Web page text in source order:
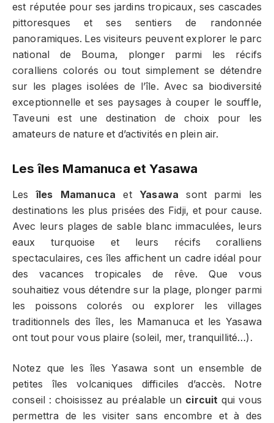
est réputée pour ses jardins tropicaux, ses cascades
pittoresques et ses sentiers de randonnée
panoramiques. Les visiteurs peuvent explorer le parc
national de Bouma, plonger parmi les récifs
coralliens colorés ou tout simplement se détendre
sur les plages isolées de l’île. Avec sa biodiversité
exceptionnelle et ses paysages à couper le souffle,
Taveuni est une destination de choix pour les
amateurs de nature et d’activités en plein air.
Les îles Mamanuca et Yasawa
Lesîles Mamanuca et Yasawa sont parmi les
destinations les plus prisées des Fidji, et pour cause.
Avec leurs plages de sable blanc immaculées, leurs
eaux turquoise et leurs récifs coralliens
spectaculaires, ces îles affichent un cadre idéal pour
des vacances tropicales de rêve. Que vous
souhaitiez vous détendre sur la plage, plonger parmi
les poissons colorés ou explorer les villages
traditionnels des îles, les Mamanuca et les Yasawa
ont tout pour vous plaire (soleil, mer, tranquillité…).
Notez que les îles Yasawa sont un ensemble de
petites îles volcaniques difficiles d’accès. Notre
conseil : choisissez au préalable un circuit qui vous
permettra de les visiter sans encombre et à des